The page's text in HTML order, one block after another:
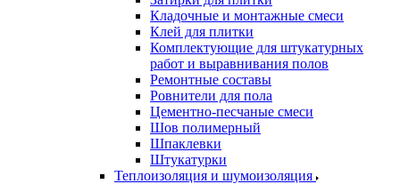
Кладочные и монтажные смеси
Клей для плитки
Комплектующие для штукатурных
работ и выравнивания полов
Ремонтные составы
Ровнители для пола
Цементно-песчаные смеси
Шов полимерный
Шпаклевки
Штукатурки
Теплоизоляция и шумоизоляция